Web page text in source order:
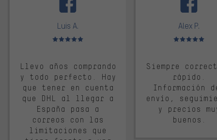
Luis A.
Valoración media: 5 de 5
Llevo años comprando
y todo perfecto. Hay
que tener en cuenta
que DHL al llegar a
España pasa a
correos con las
limitaciones que
Alex P.
Valoración
Siempre
rápido.
Información
envío,
y precios
buenos.